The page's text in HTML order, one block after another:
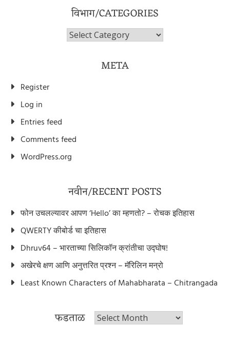
विभाग/CATEGORIES
विभाग/Categories
META
Register
Log in
Entries feed
Comments feed
WordPress.org
नवीन/RECENT POSTS
फोन उचलल्यावर आपण ‘Hello’ का म्हणतो? – रोचक इतिहास
QWERTY कीबोर्ड चा इतिहास
Dhruv64 – भारताच्या सिलिकॉन क्रांतीचा उद्घोष!
अखेरचे क्षण आणि अनुत्तरित प्रश्न – मॅरिलिन मन्रो
Least Known Characters of Mahabharata – Chitrangada
फडताळ फडताळ